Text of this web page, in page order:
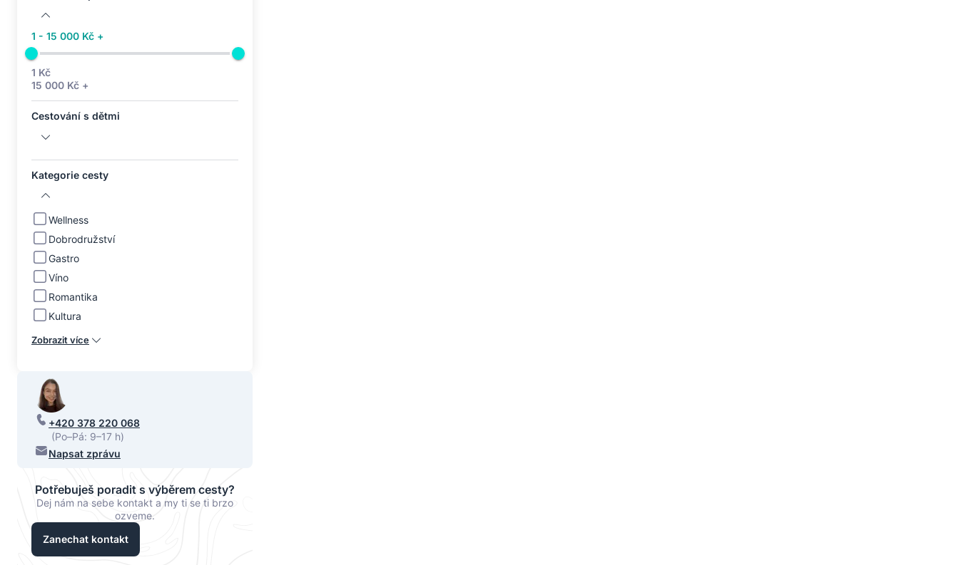
1 - 15 000 Kč +
1 Kč
15 000 Kč +
Cestování s dětmi
Kategorie cesty
Wellness
Dobrodružství
Gastro
Víno
Romantika
Kultura
Zobrazit více
+420 378 220 068
(Po–Pá: 9–17 h)
Napsat zprávu
Potřebuješ poradit s výběrem cesty?
Dej nám na sebe kontakt a my ti se ti brzo
ozveme.
Zanechat kontakt